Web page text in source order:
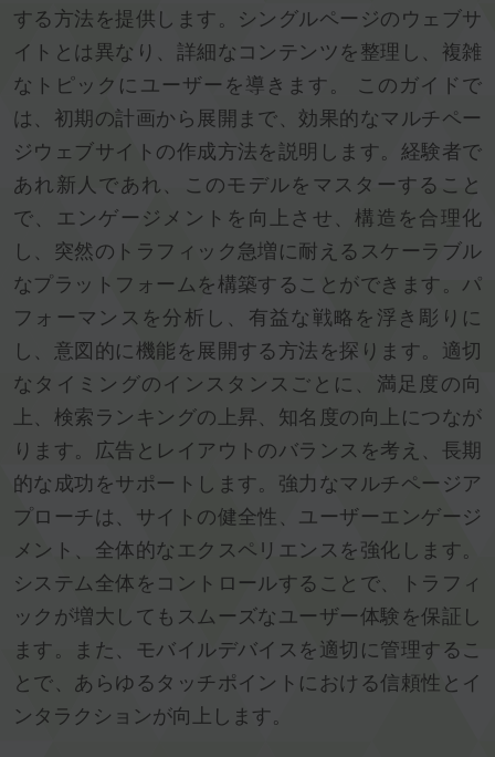
する方法を提供します。シングルページのウェブサ
イトとは異なり、詳細なコンテンツを整理し、複雑
なトピックにユーザーを導きます。 このガイドで
は、初期の計画から展開まで、効果的なマルチペー
ジウェブサイトの作成方法を説明します。経験者で
あれ新人であれ、このモデルをマスターすること
で、エンゲージメントを向上させ、構造を合理化
し、突然のトラフィック急増に耐えるスケーラブル
なプラットフォームを構築することができます。パ
フォーマンスを分析し、有益な戦略を浮き彫りに
し、意図的に機能を展開する方法を探ります。適切
なタイミングのインスタンスごとに、満足度の向
上、検索ランキングの上昇、知名度の向上につなが
ります。広告とレイアウトのバランスを考え、長期
的な成功をサポートします。強力なマルチページア
プローチは、サイトの健全性、ユーザーエンゲージ
メント、全体的なエクスペリエンスを強化します。
システム全体をコントロールすることで、トラフィ
ックが増大してもスムーズなユーザー体験を保証し
ます。また、モバイルデバイスを適切に管理するこ
とで、あらゆるタッチポイントにおける信頼性とイ
ンタラクションが向上します。